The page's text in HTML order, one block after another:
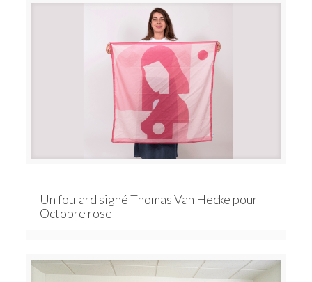
Un foulard signé Thomas Van Hecke pour
Octobre rose